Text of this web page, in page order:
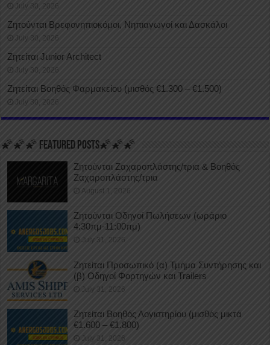
July 30, 2026
Ζητούνται Βρεφονηπιοκόμοι, Νηπιαγωγοί και Δασκάλοι
July 30, 2026
Ζητείται Junior Architect
July 30, 2026
Ζητείται Βοηθός Φαρμακείου (μισθός €1.300 – €1.500)
July 30, 2026
🌠🌠🌠 FEATURED POSTS🌠🌠🌠
Ζητούνται Ζαχαροπλάστης/τρια & Βοηθός
Ζαχαροπλάστης/τρια
August 1, 2026
Ζητούνται Οδηγοί Πωλήσεων (ωράριο
4:30πμ-11:00πμ)
July 31, 2026
Ζητείται Προσωπικό (α) Τμήμα Συντήρησης και
(β) Οδηγοί Φορτηγών και Trailers
July 31, 2026
Ζητείται Βοηθός Λογιστηρίου (μισθός μικτά
€1.600 – €1.800)
July 31, 2026